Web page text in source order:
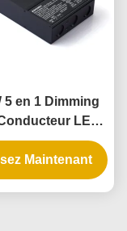
5 en 1 Dimming
LED
applications
extérieur et
intérieur
Maintenant